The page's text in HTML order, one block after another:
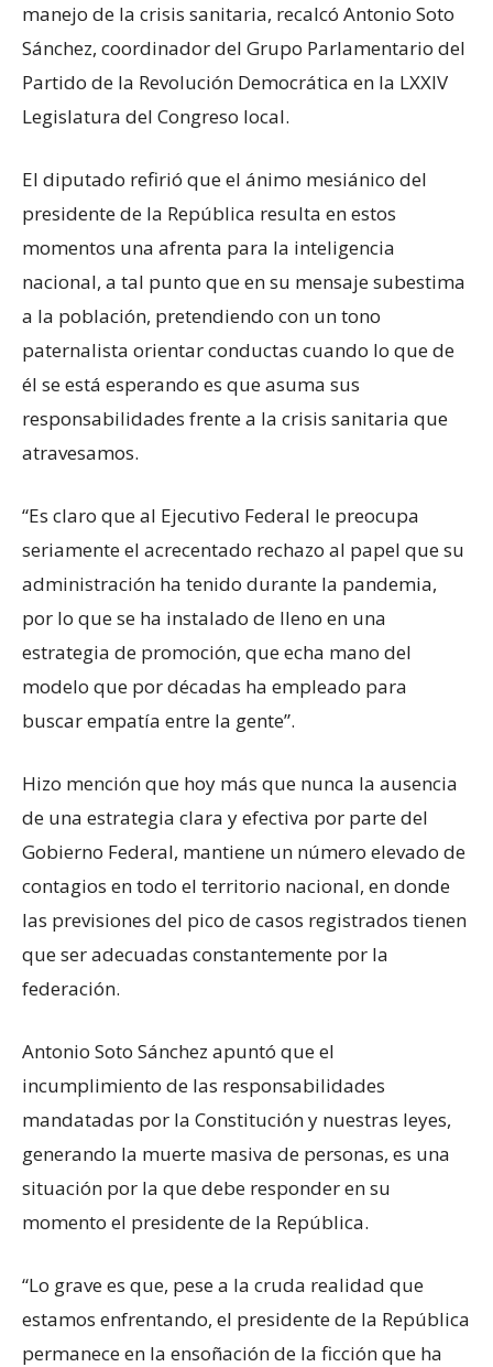
manejo de la crisis sanitaria, recalcó Antonio Soto
Sánchez, coordinador del Grupo Parlamentario del
Partido de la Revolución Democrática en la LXXIV
Legislatura del Congreso local.
El diputado refirió que el ánimo mesiánico del
presidente de la República resulta en estos
momentos una afrenta para la inteligencia
nacional, a tal punto que en su mensaje subestima
a la población, pretendiendo con un tono
paternalista orientar conductas cuando lo que de
él se está esperando es que asuma sus
responsabilidades frente a la crisis sanitaria que
atravesamos.
“Es claro que al Ejecutivo Federal le preocupa
seriamente el acrecentado rechazo al papel que su
administración ha tenido durante la pandemia,
por lo que se ha instalado de lleno en una
estrategia de promoción, que echa mano del
modelo que por décadas ha empleado para
buscar empatía entre la gente”.
Hizo mención que hoy más que nunca la ausencia
de una estrategia clara y efectiva por parte del
Gobierno Federal, mantiene un número elevado de
contagios en todo el territorio nacional, en donde
las previsiones del pico de casos registrados tienen
que ser adecuadas constantemente por la
federación.
Antonio Soto Sánchez apuntó que el
incumplimiento de las responsabilidades
mandatadas por la Constitución y nuestras leyes,
generando la muerte masiva de personas, es una
situación por la que debe responder en su
momento el presidente de la República.
“Lo grave es que, pese a la cruda realidad que
estamos enfrentando, el presidente de la República
permanece en la ensoñación de la ficción que ha